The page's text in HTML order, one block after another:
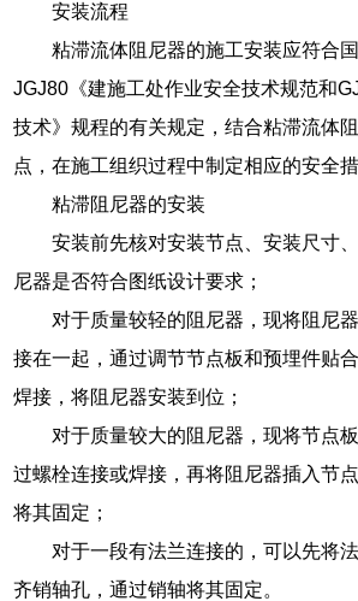
安装流程
粘滞流体阻尼器的施工安装应符合
JGJ80《建施工处作业安全技术规范和
技术》规程的有关规定，结合粘滞流体
点，在施工组织过程中制定相应的安全措
粘滞阻尼器的安装
安装前先核对安装节点、安装尺寸
尼器是否符合图纸设计要求；
对于质量较轻的阻尼器，现将阻尼
接在一起，通过调节节点板和预埋件贴
焊接，将阻尼器安装到位；
对于质量较大的阻尼器，现将节点
过螺栓连接或焊接，再将阻尼器插入节
将其固定；
对于一段有法兰连接的，可以先将
齐销轴孔，通过销轴将其固定。